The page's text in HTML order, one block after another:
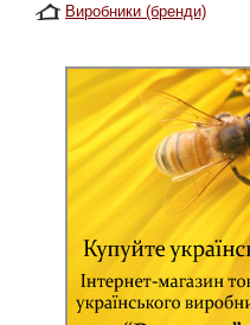
Виробники (бренди)